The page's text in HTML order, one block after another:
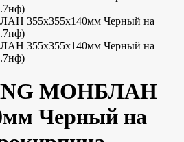
МОНБЛАН
Черный на